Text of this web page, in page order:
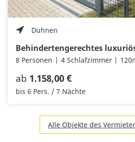
Duhnen
8 Personen 4 Schlafzimmer
ab 1.158,00 €
bis 6 Pers. / 7 Nächte
Alle Objekte des